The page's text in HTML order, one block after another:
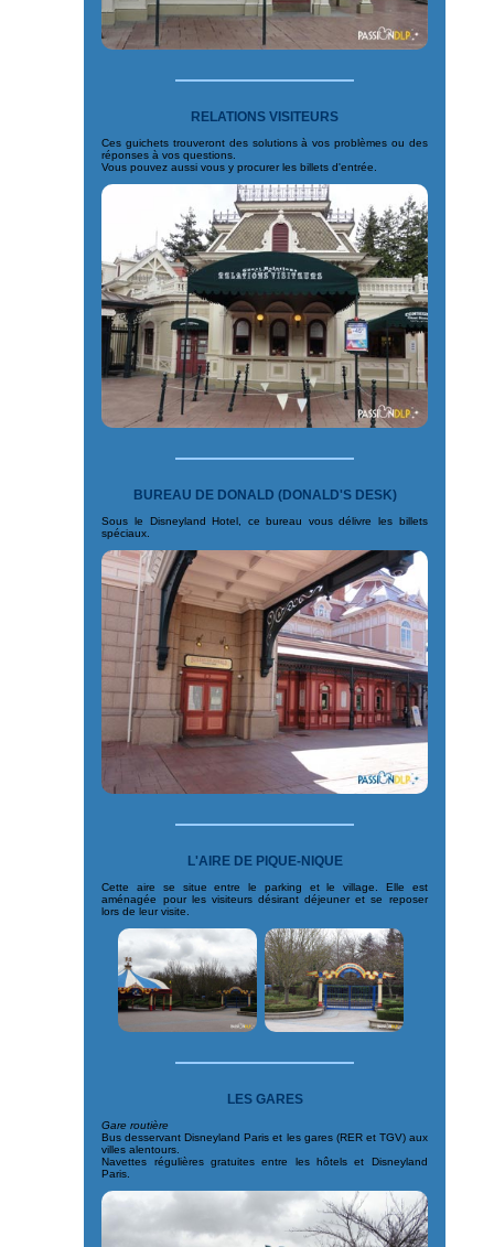
RELATIONS VISITEURS
Ces guichets trouveront des solutions à vos problèmes ou des
réponses à vos questions.
Vous pouvez aussi vous y procurer les billets d'entrée.
BUREAU DE DONALD (DONALD'S DESK)
Sous le Disneyland Hotel, ce bureau vous délivre les billets
spéciaux.
L'AIRE DE PIQUE-NIQUE
Cette aire se situe entre le parking et le village. Elle est
aménagée pour les visiteurs désirant déjeuner et se reposer
lors de leur visite.
LES GARES
Gare routière
Bus desservant Disneyland Paris et les gares (RER et TGV) aux
villes alentours.
Navettes régulières gratuites entre les hôtels et Disneyland
Paris.